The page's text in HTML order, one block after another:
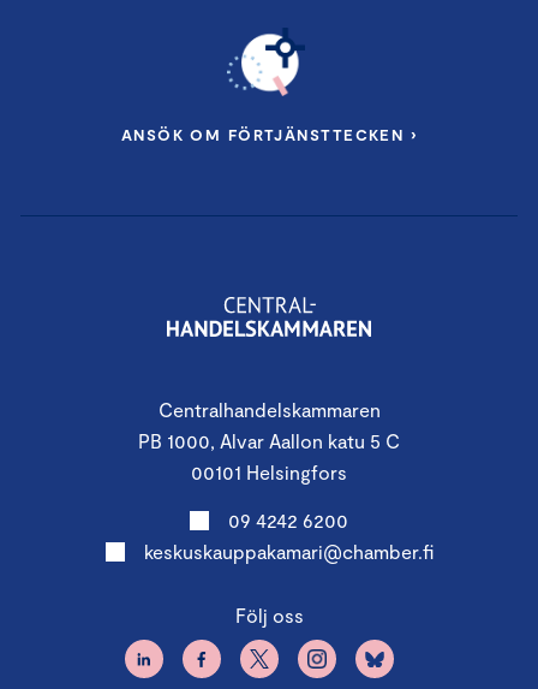
Centralhandelskammaren
PB 1000, Alvar Aallon katu 5 C
00101 Helsingfors
09 4242 6200
keskuskauppakamari@chamber.fi
Följ oss
ANSÖK OM FÖRTJÄNSTTECKEN ›